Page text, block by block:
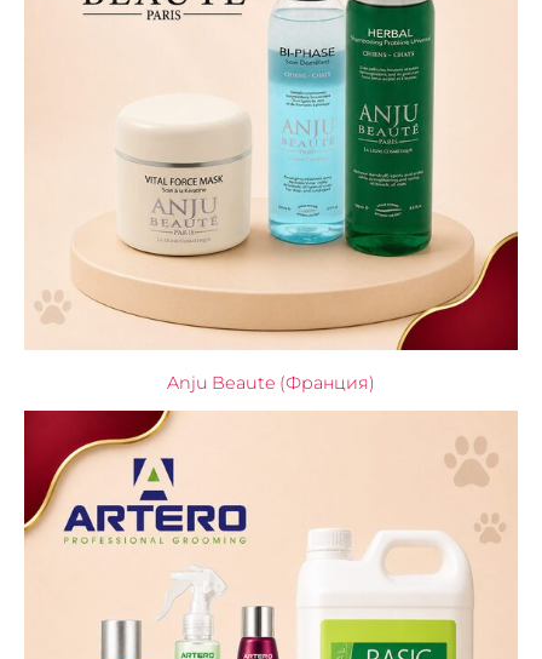
Anju Beaute (Франция)